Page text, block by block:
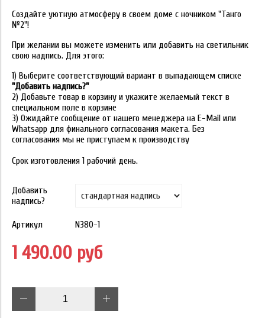
Создайте уютную атмосферу в своем доме с ночником "Танго
№2"!
При желании вы можете изменить или добавить на светильник
свою надпись. Для этого:
1) Выберите соответствующий вариант в выпадающем списке
"Добавить надпись?"
2) Добавьте товар в корзину и укажите желаемый текст в
специальном поле в корзине
3) Ожидайте сообщение от нашего менеджера на E-Mail или
Whatsapp для финального согласования макета. Без
согласования мы не приступаем к производству
Срок изготовления 1 рабочий день.
Добавить
надпись?
Артикул N380-1
1 490.00 руб